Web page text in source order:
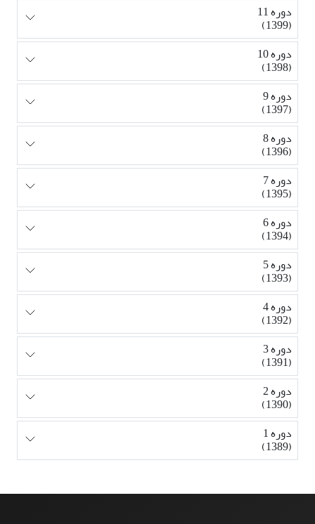
دوره 11
(1399)
دوره 10
(1398)
دوره 9
(1397)
دوره 8
(1396)
دوره 7
(1395)
دوره 6
(1394)
دوره 5
(1393)
دوره 4
(1392)
دوره 3
(1391)
دوره 2
(1390)
دوره 1
(1389)